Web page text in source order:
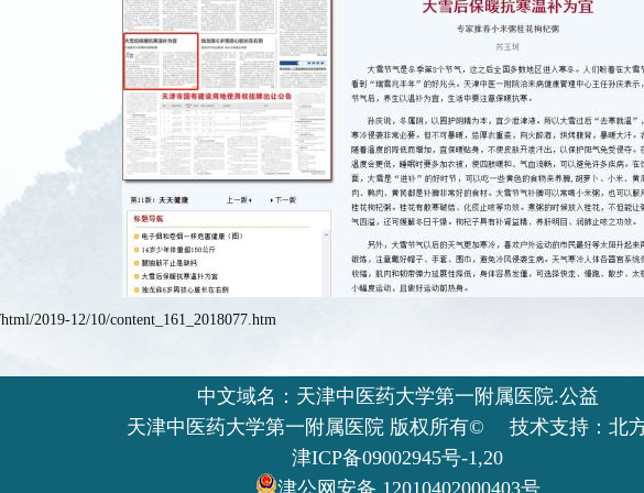
2019-12/10/content_161_2018077.htm
中文域名：天津中医药大学第一附属医院.公益
天津中医药大学第一附属医院 版权所有© 技术支持：北
津ICP备09002945号-1,20
津公网安备 12010402000403号